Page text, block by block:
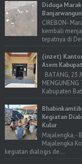
Diduga
CIREBON-
kembali
tepatnya di
(inzet) Kantor
Asem
BATANG, 23
MENGUNENG
Kabupaten
Kegiatan
Kulur
Majalengka, -
Majalengka
kegiatan dialogis de...